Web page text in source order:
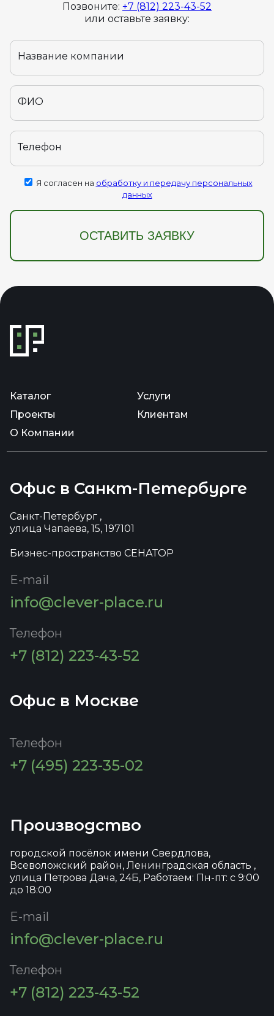
Позвоните: +7 (812) 223-43-52
или оставьте заявку:
Название компании
ФИО
Телефон
Я согласен на обработку и передачу персональных
данных
ОСТАВИТЬ ЗАЯВКУ
Каталог
Услуги
Проекты
Клиентам
О Компании
Офис в Санкт-Петербурге
Санкт-Петербург ,
улица Чапаева, 15, 197101
Бизнес-пространство СЕНАТОР
E-mail
info@clever-place.ru
Телефон
+7 (812) 223-43-52
Офис в Москве
Телефон
+7 (495) 223-35-02
Производство
городской посёлок имени Свердлова,
Всеволожский район, Ленинградская область ,
улица Петрова Дача, 24Б, Работаем: Пн-пт: с 9:00
до 18:00
E-mail
info@clever-place.ru
Телефон
+7 (812) 223-43-52